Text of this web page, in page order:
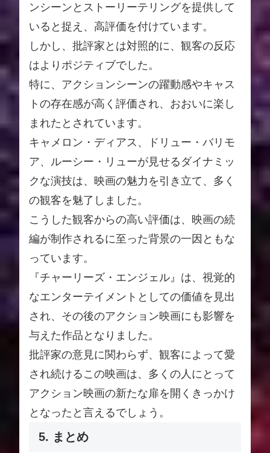
ンシーンとストーリーテリングを提供して
いると捉え、高評価を付けています。
しかし、批評家とは対照的に、観客の反応
はよりポジティブでした。
特に、アクションシーンの躍動感やキャス
トの存在感が高く評価され、おおいに楽し
まれたとされています。
キャメロン・ディアス、ドリュー・バリモ
ア、ルーシー・リューが見せるダイナミッ
クな演技は、映画の魅力を引き立て、多く
の観客を魅了しました。
こうした観客からの高い評価は、映画の続
編が制作されるに至った背景の一因ともな
っています。
『チャーリーズ・エンジェル』は、視覚的
なエンターテイメントとしての価値を見出
され、その後のアクション映画にも影響を
与えた作品となりました。
批評家の意見に関わらず、観客によって愛
され続けるこの映画は、多くの人にとって
アクション映画の新たな扉を開くきっかけ
となったと言えるでしょう。
5. まとめ